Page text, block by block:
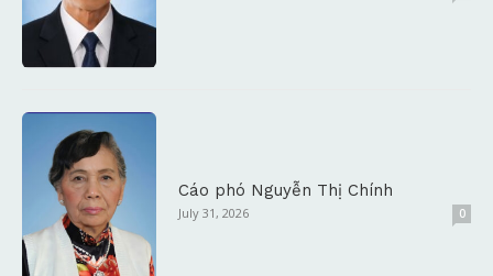
Cáo phó Nguyễn Thị Chính
July 31, 2026 0